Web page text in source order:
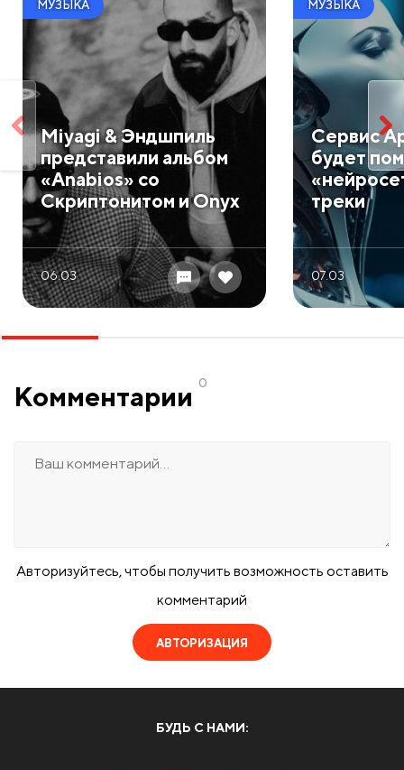
МУЗЫКА
Miyagi & Эндшпиль
представили альбом
«Anabios» со
Скриптонитом и Onyx
06.03
МУЗЫКА
Сервис
будет
треки
07.03
Комментарии 0
Авторизуйтесь, чтобы получить возможность оставить
комментарий
АВТОРИЗАЦИЯ
БУДЬ С НАМИ: